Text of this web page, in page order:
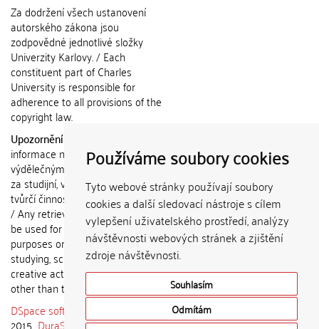
Používáme soubory cookies
Tyto webové stránky používají soubory
cookies a další sledovací nástroje s cílem
vylepšení uživatelského prostředí, analýzy
návštěvnosti webových stránek a zjištění
zdroje návštěvnosti.
Souhlasím
Odmítám
Za dodržení všech ustanovení
autorského zákona jsou
zodpovědné jednotlivé složky
Univerzity Karlovy. / Each
constituent part of Charles
University is responsible for
adherence to all provisions of the
copyright law.
Upozornění / Notice:
informace nemohou být použity k
výdělečným účelům nebo vydávány
za studijní, vědeckou nebo jinou
tvůrčí činnost jiné osoby než autora.
/ Any retrieved information shall not
be used for any commercial
purposes or claimed as results of
studying, scientific or any other
creative activities of any person
other than the author.
DSpace software
copyright © 2002-
2015 DuraSpace